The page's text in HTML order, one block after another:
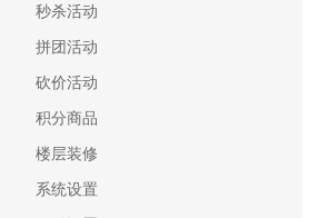
秒杀活动
拼团活动
砍价活动
积分商品
楼层装修
系统设置